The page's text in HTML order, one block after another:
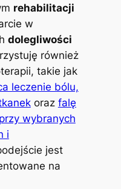
rehabilitacji
w
dolegliwości
również
takie jak
leczenie bólu,
oraz falę
wybranych
i
jest
na